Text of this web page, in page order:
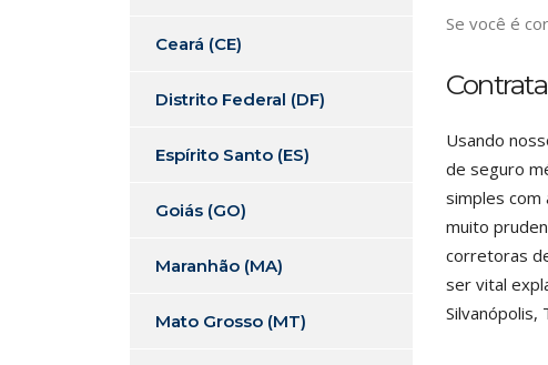
Se você é
Usando
de seguro
simples com
muito
corretoras
ser vital
Silvanópolis,
Ceará (CE)
Distrito Federal (DF)
Espírito Santo (ES)
Goiás (GO)
Maranhão (MA)
Mato Grosso (MT)